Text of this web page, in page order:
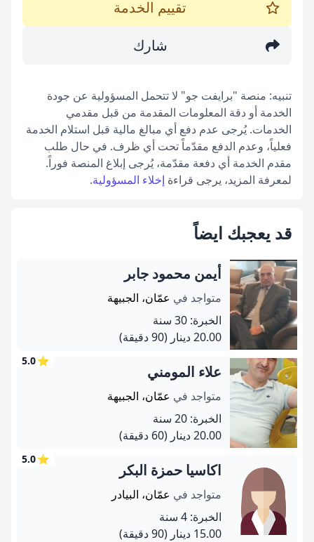
تقييم الخدمة
شارك
تنبيه: منصة "برايفت جو" لا تتحمل المسؤولية عن جودة
الخدمة أو دقة المعلومات المقدمة من قبل مقدمي
الخدمات. يُرجى عدم دفع أي مبالغ مالية قبل استلام الخدمة
فعلياً، وعدم الدفع مقدّماً تحت أي ظرف. في حال طلب
مقدم الخدمة أي دفعة مقدّمة، يُرجى إبلاغ المنصة فوراً.
لمعرفة المزيد، يرجى قراءة إخلاء المسؤولية.
قد يعجبك ايضاً
أيمن محمود جابر
متواجد في عمّان، الجبيهة
الخبرة: 30 سنة
20.00 دينار
(90 دقيقة)
⭐
5.0
علاء المومني
متواجد في عمّان، الجبيهة
الخبرة: 20 سنة
20.00 دينار
(60 دقيقة)
⭐
5.0
اكاسيا حمزة البكر
متواجد في عمّان، البيادر
الخبرة: 4 سنة
15.00 دينار
(90 دقيقة)